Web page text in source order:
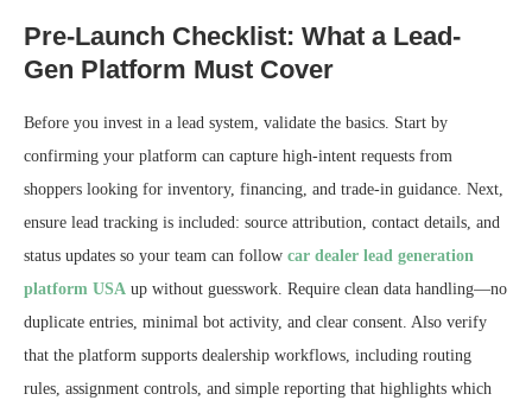
Pre-Launch Checklist: What a Lead-
Gen Platform Must Cover
Before you invest in a lead system, validate the basics. Start by
confirming your platform can capture high-intent requests from
shoppers looking for inventory, financing, and trade-in guidance. Next,
ensure lead tracking is included: source attribution, contact details, and
status updates so your team can follow car dealer lead generation
platform USA up without guesswork. Require clean data handling—no
duplicate entries, minimal bot activity, and clear consent. Also verify
that the platform supports dealership workflows, including routing
rules, assignment controls, and simple reporting that highlights which